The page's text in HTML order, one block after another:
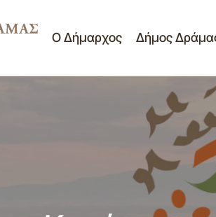
Ο Δήμαρχος Δήμος
Δελτίο Τύπου –
της πόλης μας
10-02-2012